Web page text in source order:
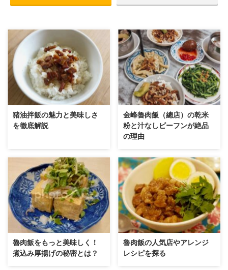
猪油拌飯の魅力と美味しさ
を徹底解説
金峰魯肉飯（總店）の乾米
粉と汁なしビーフンが絶品
の理由
魯肉飯をもっと美味しく！
煮込み厚揚げの秘密とは？
魯肉飯の人気店やアレンジ
レシピを探る